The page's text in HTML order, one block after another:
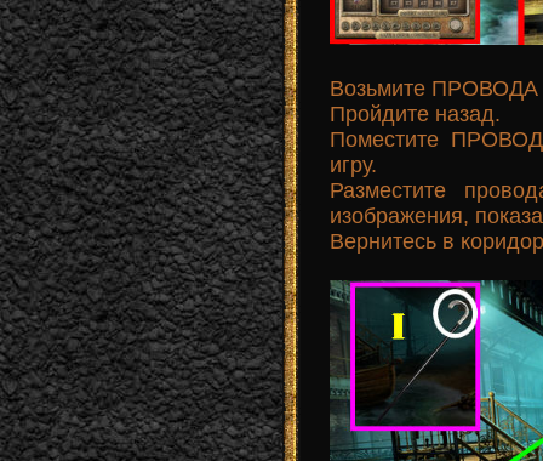
Возьмите ПРОВОДА
Пройдите назад.
Поместите
игру.
Разместите
изображения,
Вернитесь в